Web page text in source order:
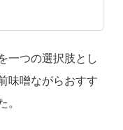
一つの選択肢とし
味噌ながらおすす
。